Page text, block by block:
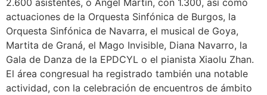
2.600 asistentes, o Ángel Martín, con 1.300, así como
actuaciones de la Orquesta Sinfónica de Burgos, la
Orquesta Sinfónica de Navarra, el musical de Goya,
Martita de Graná, el Mago Invisible, Diana Navarro, la
Gala de Danza de la EPDCYL o el pianista Xiaolu Zhan.
El área congresual ha registrado también una notable
actividad, con la celebración de encuentros de ámbito